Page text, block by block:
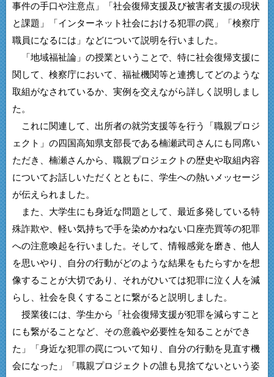
事件の手口や注意点」「社会復帰支援及び被害者支援の現状
と課題」「インターネット社会における犯罪の罠」「検察庁
職員になるには」などについて説明を行いました。
「地域福祉論」の授業ということで、特に社会復帰支援に
関して、検察庁において、福祉機関等と連携してどのような
取組がなされているか、実例を交えながら詳しく説明しまし
た。
これに関連して、出所者の就労支援等を行う「職親プロジ
ェクト」の四国高知県支部長である楠瀬武司さんにも同席い
ただき、楠瀬さんから、職親プロジェクトの歴史や取組内容
についてお話しいただくとともに、学生への熱いメッセージ
が伝えられました。
また、大学生にも身近な問題として、最近多発している特
殊詐欺や、軽い気持ちで手を染めかねない口座売買等の犯罪
への注意喚起を行いました。そして、情報感覚を磨き、他人
を思いやり、自分の行動がどのような結果をもたらすかを想
像することが大切であり、それがひいては犯罪に泣く人を減
らし、社会を良くすることに繋がると説明しました。
授業後には、学生から「社会復帰支援が犯罪を減らすこと
にも繋がることなど、その意義や必要性を知ることができ
た」「身近な犯罪の罠について知り、自分の行動を見直す機
会になった」「職親プロジェクトの誰も見捨てないという姿